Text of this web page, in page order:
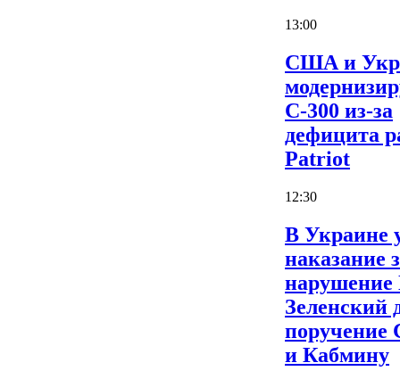
13:00
США и
С-300 из-за
дефицита
Patriot
12:30
В Украине
наказание
Зеленский
и Кабмину